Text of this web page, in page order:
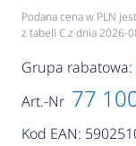
Podana cena w PLN
z tabeli C z dnia 2026-
Art.-Nr 77
Kod EAN:
Grupa rabatowa: